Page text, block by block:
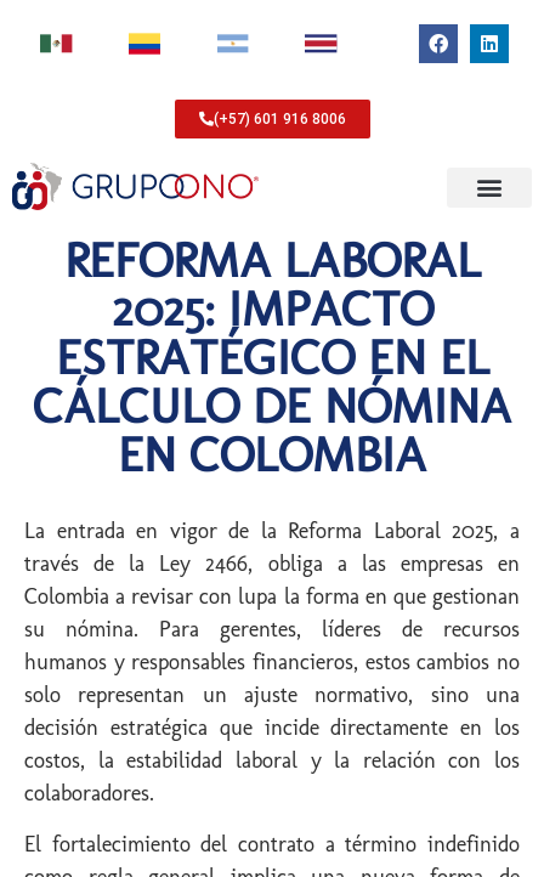
(+57) 601 916 8006
REFORMA LABORAL
2025: IMPACTO
ESTRATÉGICO EN EL
CÁLCULO DE NÓMINA
EN COLOMBIA
La entrada en vigor de la Reforma Laboral 2025, a
través de la Ley 2466, obliga a las empresas en
Colombia a revisar con lupa la forma en que gestionan
su nómina. Para gerentes, líderes de recursos
humanos y responsables financieros, estos cambios no
solo representan un ajuste normativo, sino una
decisión estratégica que incide directamente en los
costos, la estabilidad laboral y la relación con los
colaboradores.
El fortalecimiento del contrato a término indefinido